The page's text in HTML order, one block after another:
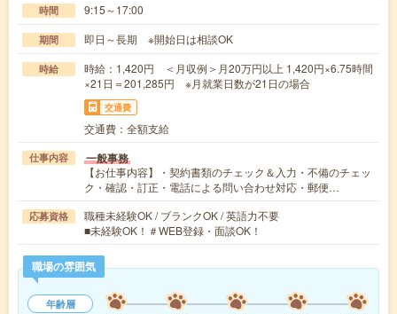
時間 9:15～17:00
期間 即日～長期 ※開始日は相談OK
時給
時給：1,420円 ＜月収例＞月20万円以上 1,420円×6.75時間
×21日＝201,285円 ※月就業日数が21日の場合
交通費
交通費：全額支給
仕事内容 一般事務
【お仕事内容】・契約書類のチェック＆入力・不備のチェッ
ク・確認・訂正・電話による問い合わせ対応・郵便…
応募資格
職種未経験OK / ブランクOK / 英語力不要
■未経験OK！＃WEB登録・面談OK！
職場の雰囲気
年齢層